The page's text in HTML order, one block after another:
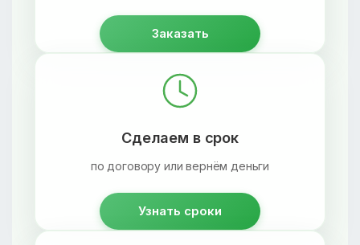
Заказать
Сделаем в срок
по договору или вернём деньги
Узнать сроки